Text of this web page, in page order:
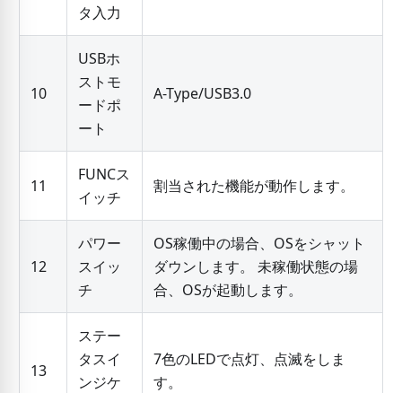
タ入力
10
USBホ
ストモ
ードポ
ート
A-Type/USB3.0
11
FUNCス
イッチ
割当された機能が動作します。
12
パワー
スイッ
チ
OS稼働中の場合、OSをシャット
ダウンします。 未稼働状態の場
合、OSが起動します。
13
ステー
タスイ
ンジケ
7色のLEDで点灯、点滅をしま
す。